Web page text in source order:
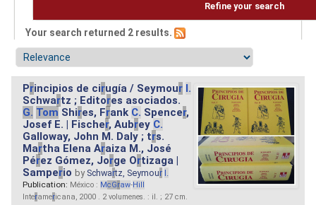
Refine your search
Your search returned 2 results.
Principios de cirugía / Seymour I.
Schwartz ; Editores asociados.
G. Tom Shires, Frank C. Spencer,
Josef E. | Fischer, Aubrey C.
Galloway, John M. Daly ; trs.
Martha Elena Araiza M., José
Pérez Gómez, Jorge Ortizaga |
Samperio by Schwartz, Seymour I.
Publication: México : McGraw-Hill
Interamericana, 2000 . 2 volumenes. : il. ; 27 cm.